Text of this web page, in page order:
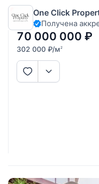
ЖК «Жуковка Шале». В
спланировать
кухню, столовую, три
гардеробными. Приятные
One Click
Получена
70 000 000 ₽
302 000 ₽/м2